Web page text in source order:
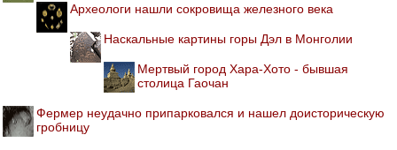
Археологи нашли сокровища железного века
Наскальные картины горы Дэл в Монголии
Мертвый город Хара-Хото - бывшая
столица Гаочан
Фермер неудачно припарковался и нашел доисторическую
гробницу